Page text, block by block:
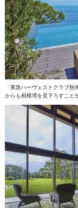
「東急ハーヴェストクラブ
からも相模湾を見下ろすこと